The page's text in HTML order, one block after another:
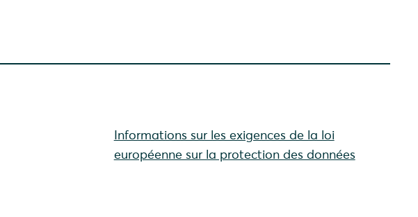
Informations sur les exigences de la loi
européenne sur la protection des données